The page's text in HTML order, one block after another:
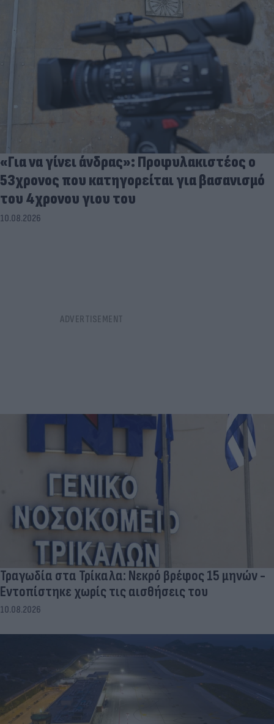
«Για να γίνει άνδρας»: Προφυλακιστέος ο
53χρονος που κατηγορείται για βασανισμό
του 4χρονου γιου του
10.08.2026
Τραγωδία στα Τρίκαλα: Νεκρό βρέφος 15 μηνών -
Εντοπίστηκε χωρίς τις αισθήσεις του
10.08.2026